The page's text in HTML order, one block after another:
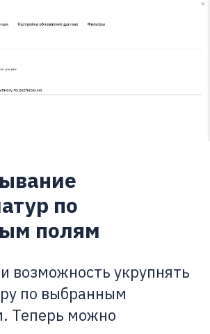
по
полям
возможность укрупнять
по выбранным
Теперь можно